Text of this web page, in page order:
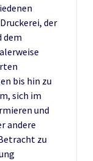
der
dem
bis hin zu
sich im
und
andere
zu